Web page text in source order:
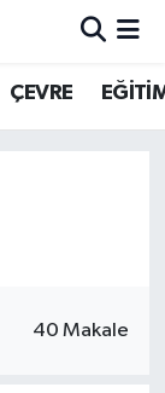
ÇEVRE
40 Makale